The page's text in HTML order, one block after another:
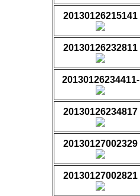
20130126215141
20130126232811
20130126234411-
20130126234817
20130127002329
20130127002821